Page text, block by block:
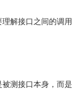
解接口之间的调用
测接口本身，而是